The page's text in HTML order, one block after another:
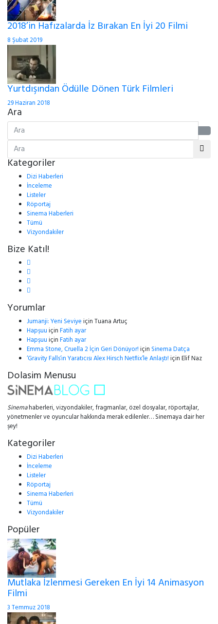
2018’in Hafızalarda İz Bırakan En İyi 20 Filmi
8 Şubat 2019
Yurtdışından Ödülle Dönen Türk Filmleri
29 Haziran 2018
Ara
Kategoriler
Dizi Haberleri
İnceleme
Listeler
Röportaj
Sinema Haberleri
Tümü
Vizyondakiler
Bize Katıl!
Yorumlar
Jumanji: Yeni SeviyeiçinTuana Artuç
HapşuuiçinFatih ayar
HapşuuiçinFatih ayar
Emma Stone, Cruella 2 İçin Geri Dönüyor!için Sinema Datça
‘Gravity Falls’ın Yaratıcısı Alex Hirsch Netflix’le Anlaştı!içinElif Naz
Dolasim Menusu
Sinemahaberleri, vizyondakiler, fragmanlar, özel dosyalar, röportajlar,
yönetmenler ve oyuncular hakkında merak edilenler… Sinemaya dair her
şey!
Kategoriler
Dizi Haberleri
İnceleme
Listeler
Röportaj
Sinema Haberleri
Tümü
Vizyondakiler
Popüler
Mutlaka İzlenmesi Gereken En İyi 14 Animasyon
Filmi
3 Temmuz 2018